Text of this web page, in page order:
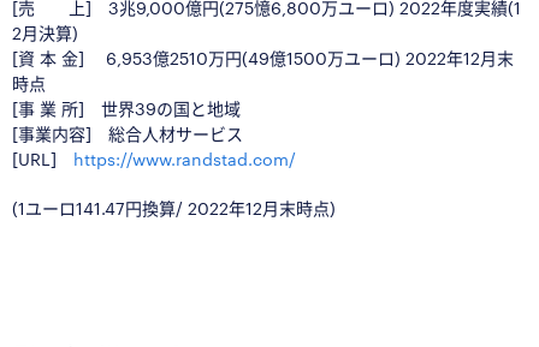
[売 上] 3兆9,000億円(275憶6,800万ユーロ) 2022年度実績(1
2月決算)
[資 本 金] 6,953億2510万円(49億1500万ユーロ) 2022年12月末
時点
[事 業 所] 世界39の国と地域
[事業内容] 総合人材サービス
[URL] https://www.randstad.com/
(1ユーロ141.47円換算/ 2022年12月末時点)